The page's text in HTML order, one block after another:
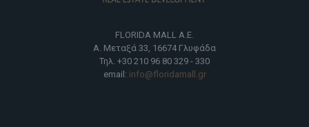
FLORIDA MALL Α.Ε.
Α. Μεταξά 33, 16674 Γλυφάδα
Τηλ. +30 210 96 80 329 - 330
email: info@floridamall.gr